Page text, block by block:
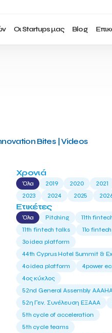
Οι Startups μας Blog
Bites | Videos
Χρονιά
Όλα 2019 2020 2021
2023
2024 2025
Ετικέτες
Όλα Pitching
11th
11th fintech talks
11ο
3o idea platform
44th Cyprus Hotel Summit &
4o idea platform
4power
4ος κύκλος
52nd General Assembly
52η Γεν. Συνέλευση ΕΞΑΑΑ
5th cycle of acceleration
5th cycle teams